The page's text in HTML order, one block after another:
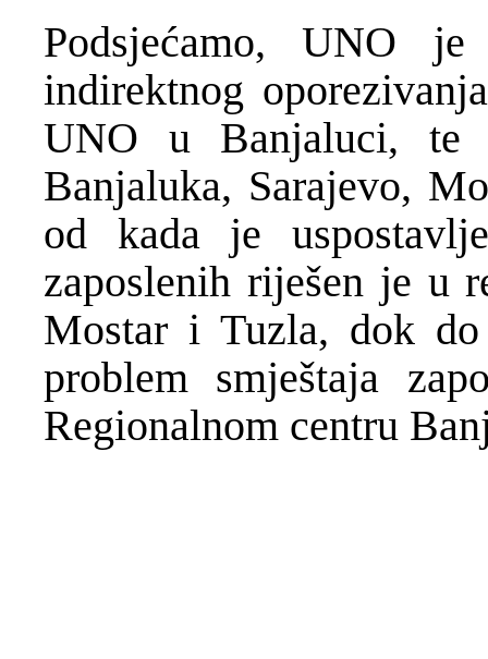
Podsjećamo, UNO
indirektnog
UNO u Banjaluci, te
Banjaluka, Sarajevo,
od kada je
zaposlenih riješen je u
Mostar i Tuzla, dok
problem smještaja
Regionalnom centru